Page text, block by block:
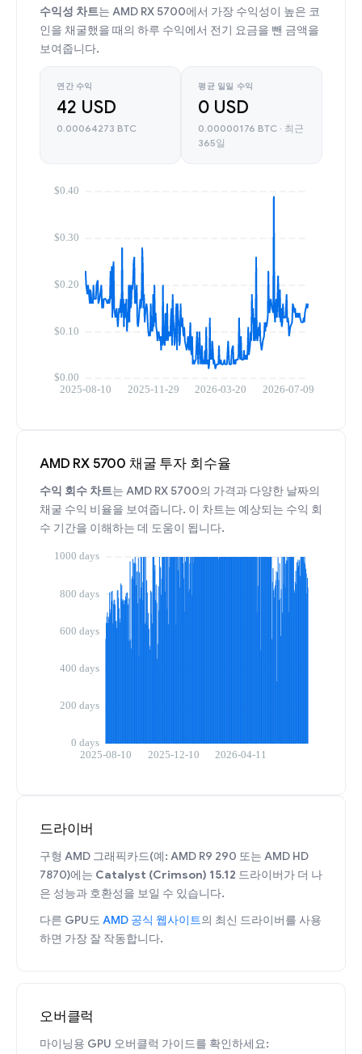
수익성 차트는 AMD RX 5700에서 가장 수익성이 높은 코
인을 채굴했을 때의 하루 수익에서 전기 요금을 뺀 금액을
보여줍니다.
연간 수익
42 USD
0.00064273 BTC
평균 일일 수익
0 USD
0.00000176 BTC · 최근
365일
AMD RX 5700 채굴 투자 회수율
수익 회수 차트는 AMD RX 5700의 가격과 다양한 날짜의
채굴 수익 비율을 보여줍니다. 이 차트는 예상되는 수익 회
수 기간을 이해하는 데 도움이 됩니다.
드라이버
구형 AMD 그래픽카드(예: AMD R9 290 또는 AMD HD
7870)에는 Catalyst (Crimson) 15.12 드라이버가 더 나
은 성능과 호환성을 보일 수 있습니다.
다른 GPU도 AMD 공식 웹사이트의 최신 드라이버를 사용
하면 가장 잘 작동합니다.
오버클럭
마이닝용 GPU 오버클럭 가이드를 확인하세요: